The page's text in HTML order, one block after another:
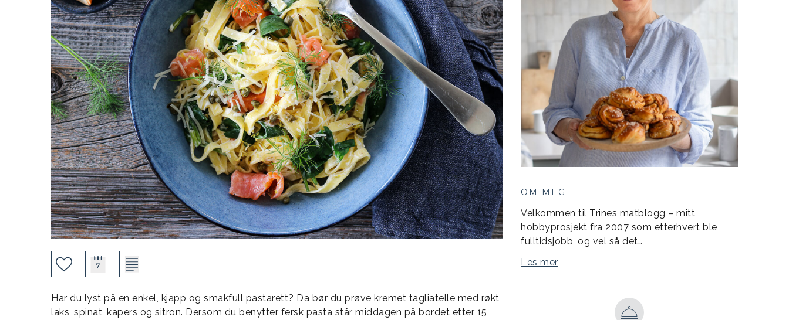
Har du lyst på en enkel, kjapp og smakfull pastarett? Da bør du prøve kremet tagliatelle med røkt
laks, spinat, kapers og sitron. Dersom du benytter fersk pasta står middagen på bordet etter 15
OM MEG
Velkommen til Trines matblogg – mitt
hobbyprosjekt fra 2007 som etterhvert ble
fulltidsjobb, og vel så det…
Les mer